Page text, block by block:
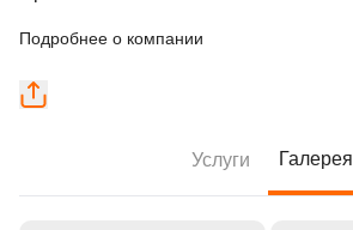
Подробнее о компании
Услуги Галерея